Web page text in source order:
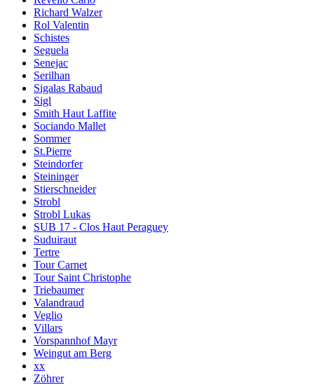
Richard Walzer
Rol Valentin
Schistes
Seguela
Senejac
Serilhan
Sigalas Rabaud
Sigl
Smith Haut Laffite
Sociando Mallet
Sommer
St.Pierre
Steindorfer
Steininger
Stierschneider
Strobl
Strobl Lukas
SUB 17 - Clos Haut Peraguey
Suduiraut
Tertre
Tour Carnet
Tour Saint Christophe
Triebaumer
Valandraud
Veglio
Villars
Vorspannhof Mayr
Weingut am Berg
xx
Zöhrer